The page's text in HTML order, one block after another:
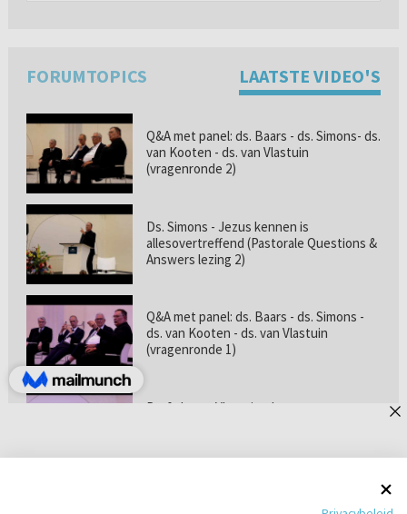
FORUMTOPICS LAATSTE VIDEO'S
Q&A met panel: ds. Baars - ds. Simons- ds.
van Kooten - ds. van Vlastuin
(vragenronde 2)
Ds. Simons - Jezus kennen is
allesovertreffend (Pastorale Questions &
Answers lezing 2)
Q&A met panel: ds. Baars - ds. Simons -
ds. van Kooten - ds. van Vlastuin
(vragenronde 1)
Prof. dr. van Vlastuin - Is